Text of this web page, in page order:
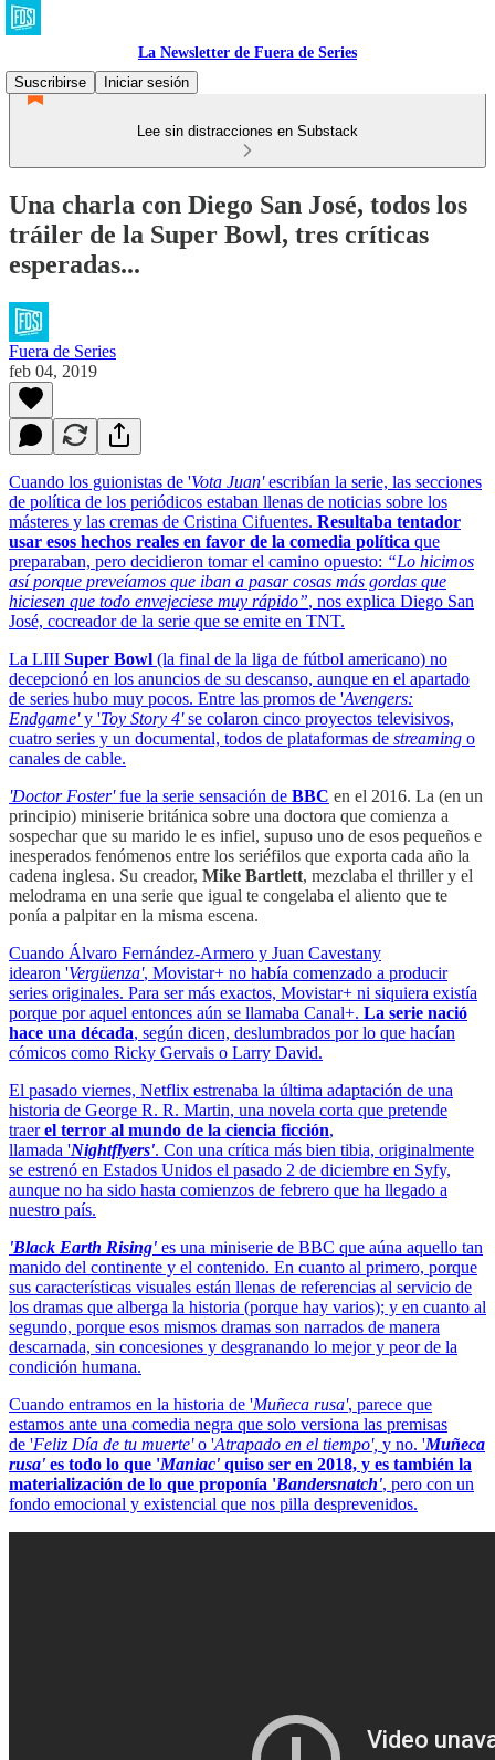
La Newsletter de Fuera de Series
Suscribirse
Iniciar sesión
Lee sin distracciones en Substack
Una charla con Diego San José, todos los
tráiler de la Super Bowl, tres críticas
esperadas...
Fuera de Series
feb 04, 2019
Cuando los guionistas de 'Vota Juan'escribían la serie, las secciones
de política de los periódicos estaban llenas de noticias sobre los
másteres y las cremas de Cristina Cifuentes. Resultaba tentador
usar esos hechos reales en favor de la comedia política que
preparaban, pero decidieron tomar el camino opuesto: “Lo hicimos
así porque preveíamos que iban a pasar cosas más gordas que
hiciesen que todo envejeciese muy rápido”, nos explica Diego San
José, cocreador de la serie que se emite en TNT.
La LIII Super Bowl (la final de la liga de fútbol americano) no
decepcionó en los anuncios de su descanso, aunque en el apartado
de series hubo muy pocos. Entre las promos de 'Avengers:
Endgame'y 'Toy Story 4'se colaron cinco proyectos televisivos,
cuatro series y un documental, todos de plataformas de streaming o
canales de cable.
'Doctor Foster'fue la serie sensación de BBC en el 2016. La (en un
principio) miniserie británica sobre una doctora que comienza a
sospechar que su marido le es infiel, supuso uno de esos pequeños e
inesperados fenómenos entre los seriéfilos que exporta cada año la
cadena inglesa. Su creador, Mike Bartlett, mezclaba el thriller y el
melodrama en una serie que igual te congelaba el aliento que te
ponía a palpitar en la misma escena.
Cuando Álvaro Fernández-Armero y Juan Cavestany
idearon 'Vergüenza', Movistar+ no había comenzado a producir
series originales. Para ser más exactos, Movistar+ ni siquiera existía
porque por aquel entonces aún se llamaba Canal+. La serie nació
hace una década, según dicen, deslumbrados por lo que hacían
cómicos como Ricky Gervais o Larry David.
El pasado viernes, Netflix estrenaba la última adaptación de una
historia de George R. R. Martin, una novela corta que pretende
traerel terror al mundo de la ciencia ficción,
llamada 'Nightflyers'. Con una crítica más bien tibia, originalmente
se estrenó en Estados Unidos el pasado 2 de diciembre en Syfy,
aunque no ha sido hasta comienzos de febrero que ha llegado a
nuestro país.
'Black Earth Rising' es una miniserie de BBC que aúna aquello tan
manido del continente y el contenido. En cuanto al primero, porque
sus características visuales están llenas de referencias al servicio de
los dramas que alberga la historia (porque hay varios); y en cuanto al
segundo, porque esos mismos dramas son narrados de manera
descarnada, sin concesiones y desgranando lo mejor y peor de la
condición humana.
Cuando entramos en la historia de 'Muñeca rusa', parece que
estamos ante una comedia negra que solo versiona las premisas
de 'Feliz Día de tu muerte'o 'Atrapado en el tiempo', y no. 'Muñeca
rusa' es todo lo que 'Maniac' quiso ser en 2018, y es también la
materialización de lo que proponía 'Bandersnatch', pero con un
fondo emocional y existencial que nos pilla desprevenidos.